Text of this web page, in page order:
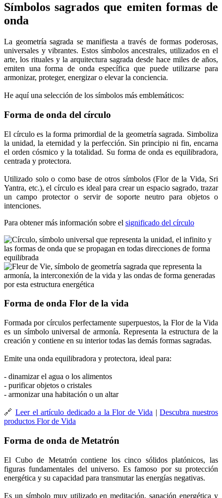
Símbolos sagrados que emiten formas de
onda
La geometría sagrada se manifiesta a través de formas poderosas,
universales y vibrantes. Estos símbolos ancestrales, utilizados en el
arte, los rituales y la arquitectura sagrada desde hace miles de años,
emiten una forma de onda específica que puede utilizarse para
armonizar, proteger, energizar o elevar la conciencia.
He aquí una selección de los símbolos más emblemáticos:
Forma de onda del círculo
El círculo es la forma primordial de la geometría sagrada. Simboliza
la unidad, la eternidad y la perfección. Sin principio ni fin, encarna
el orden cósmico y la totalidad. Su forma de onda es equilibradora,
centrada y protectora.
Utilizado solo o como base de otros símbolos (Flor de la Vida, Sri
Yantra, etc.), el círculo es ideal para crear un espacio sagrado, trazar
un campo protector o servir de soporte neutro para objetos o
intenciones.
Para obtener más información sobre el significado del círculo
Forma de onda Flor de la vida
Formada por círculos perfectamente superpuestos, la Flor de la Vida
es un símbolo universal de armonía. Representa la estructura de la
creación y contiene en su interior todas las demás formas sagradas.
Emite una onda equilibradora y protectora, ideal para:
- dinamizar el agua o los alimentos
- purificar objetos o cristales
- armonizar una habitación o un altar
🔗Leer el artículo dedicado a la Flor de Vida |Descubra nuestros
productos Flor de Vida
Forma de onda de Metatrón
El Cubo de Metatrón contiene los cinco sólidos platónicos, las
figuras fundamentales del universo. Es famoso por su protección
energética y su capacidad para transmutar las energías negativas.
Es un símbolo muy utilizado en meditación, sanación energética y